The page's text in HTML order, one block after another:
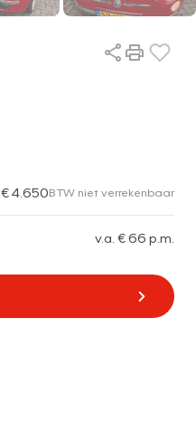
€ 4.650BTW niet verrekenbaar
v.a. € 66 p.m.